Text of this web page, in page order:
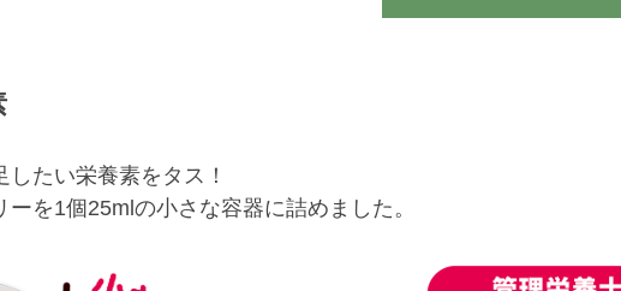
たい栄養素をタス！
を1個25mlの小さな容器に詰めました。